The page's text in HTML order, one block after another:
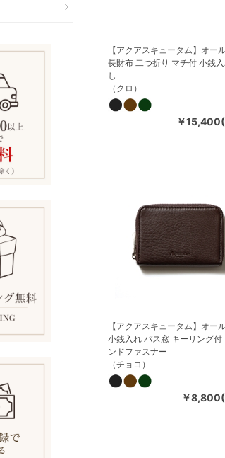
【アクアスキュータム】オー
長財布 二つ折り マチ付 小銭
し
（クロ）
￥
【アクアスキュータム】オー
小銭入れ パス窓 キーリング付
ンドファスナー
（チョコ）
￥